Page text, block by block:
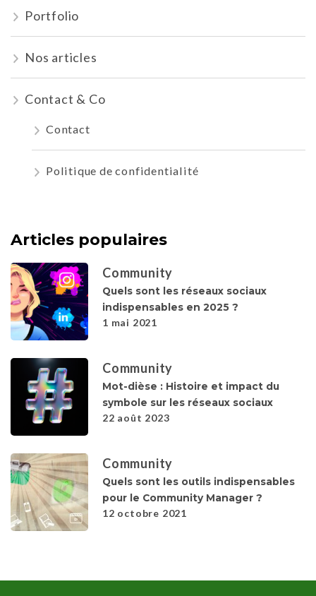
Portfolio
Nos articles
Contact & Co
Contact
Politique de confidentialité
Articles populaires
Community
Quels sont les réseaux sociaux
indispensables en 2025 ?
1 mai 2021
Community
Mot-dièse : Histoire et impact du
symbole sur les réseaux sociaux
22 août 2023
Community
Quels sont les outils indispensables
pour le Community Manager ?
12 octobre 2021